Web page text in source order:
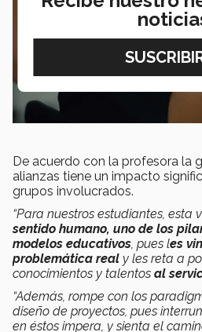
De acuerdo con la profesora la
alianzas tiene un impacto
grupos involucrados.
“Para nuestros estudiantes, esta
sentido humano, uno de los
modelos educativos , pues les
problemática real y les reta a
conocimientos y talentos al
“Además, rompe con los
diseño de proyectos, pues
en éstos impera, y sienta el